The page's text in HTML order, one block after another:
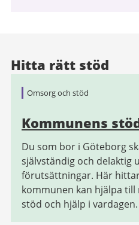
Hitta rätt stöd
Omsorg och stöd
Kommunens
Du som bor i Göteborg
självständig och delaktig
förutsättningar. Här
kommunen kan hjälpa
stöd och hjälp i vardagen.